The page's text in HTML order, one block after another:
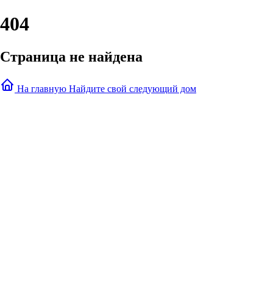
404
Страница не найдена
На главную Найдите свой следующий дом